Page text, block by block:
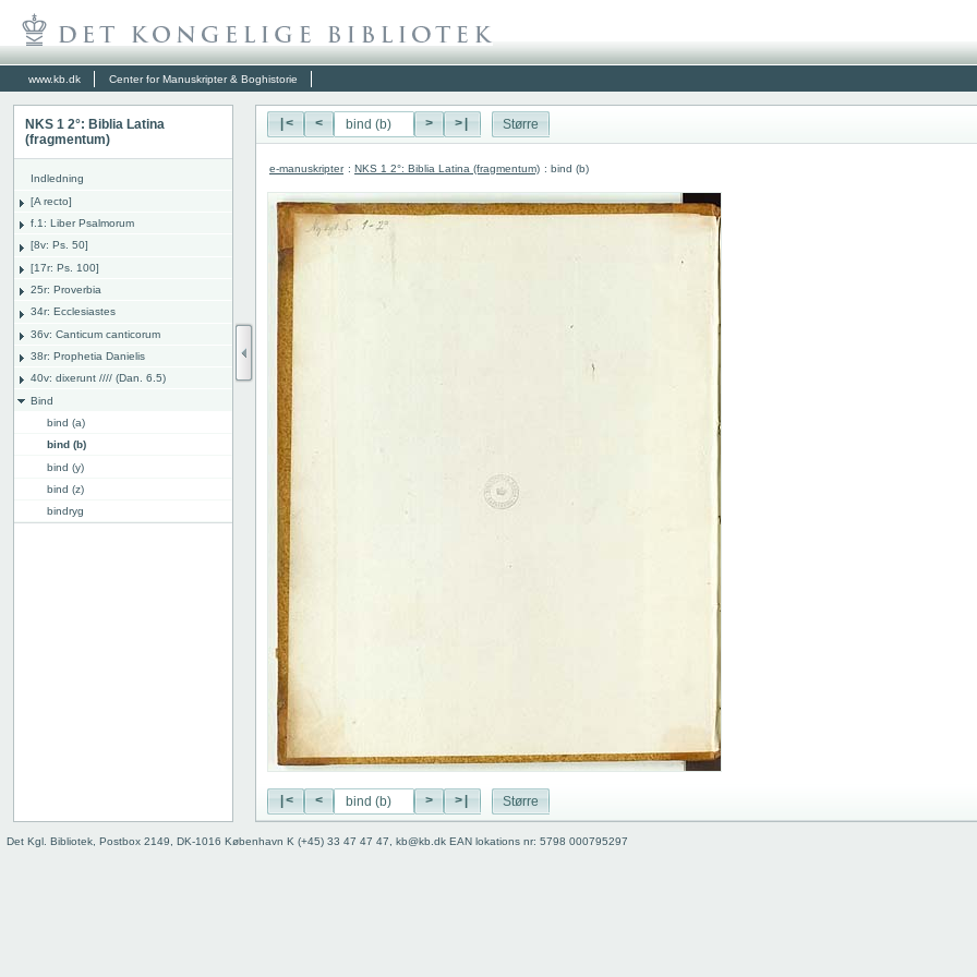
www.kb.dk Center for Manuskripter & Boghistorie
NKS 1 2°: Biblia Latina
(fragmentum)
Indledning
[A recto]
f.1: Liber Psalmorum
[8v: Ps. 50]
[17r: Ps. 100]
25r: Proverbia
34r: Ecclesiastes
36v: Canticum canticorum
38r: Prophetia Danielis
40v: dixerunt //// (Dan. 6.5)
Bind
bind (a)
bind (b)
bind (y)
bind (z)
bindryg
|< < > >| Større
e-manuskripter : NKS 1 2°: Biblia Latina (fragmentum) : bind (b)
|< < > >| Større
Det Kgl. Bibliotek, Postbox 2149, DK-1016 København K (+45) 33 47 47 47, kb@kb.dk EAN lokations nr: 5798 000795297